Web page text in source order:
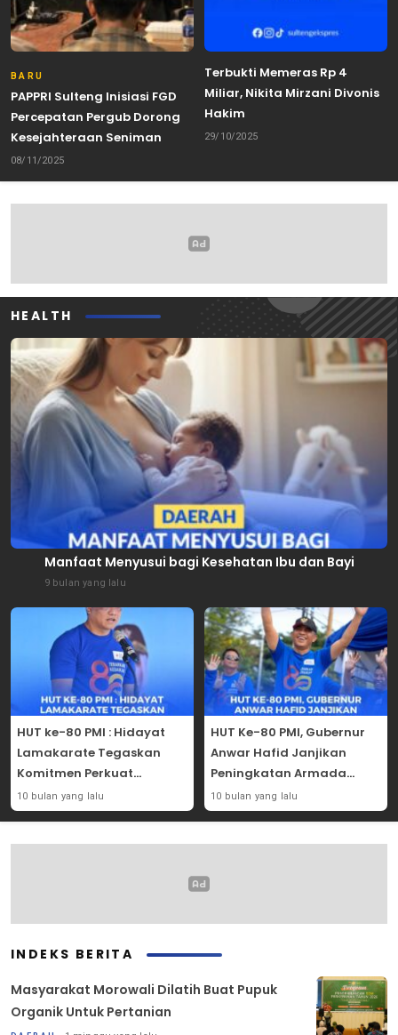
BARU
PAPPRI Sulteng Inisiasi FGD
Percepatan Pergub Dorong
Kesejahteraan Seniman
08/11/2025
Terbukti Memeras Rp 4
Miliar, Nikita Mirzani Divonis
Hakim
29/10/2025
HEALTH
Manfaat Menyusui bagi Kesehatan Ibu dan Bayi
9 bulan yang lalu
HUT ke-80 PMI : Hidayat
Lamakarate Tegaskan
Komitmen Perkuat
Solidaritas Kemanusiaan
10 bulan yang lalu
HUT Ke-80 PMI, Gubernur
Anwar Hafid Janjikan
Peningkatan Armada
Mobil Donor Darah
10 bulan yang lalu
INDEKS BERITA
Masyarakat Morowali Dilatih Buat Pupuk
Organik Untuk Pertanian